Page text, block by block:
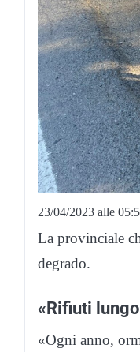
23/04/2023 alle
La provinciale
degrado.
«Rifiuti
«Ogni anno,